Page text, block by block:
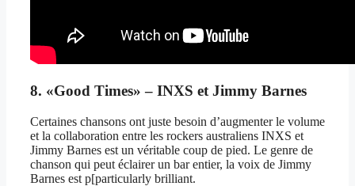
8. «Good Times» – INXS et Jimmy Barnes
Certaines chansons ont juste besoin d’augmenter le volume
et la collaboration entre les rockers australiens INXS et
Jimmy Barnes est un véritable coup de pied. Le genre de
chanson qui peut éclairer un bar entier, la voix de Jimmy
Barnes est p[particularly brilliant.